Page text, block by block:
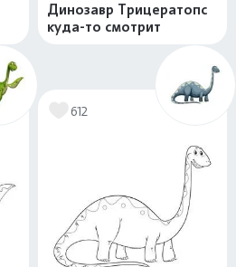
Динозавр Трицератопс
куда-то смотрит
612